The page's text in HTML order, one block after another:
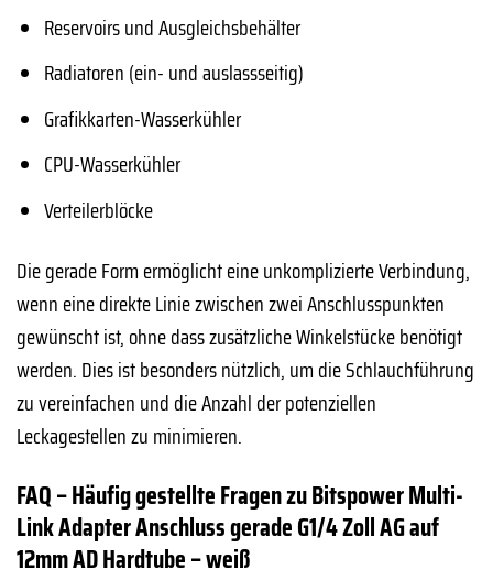
Reservoirs und Ausgleichsbehälter
Radiatoren (ein- und auslassseitig)
Grafikkarten-Wasserkühler
CPU-Wasserkühler
Verteilerblöcke
Die gerade Form ermöglicht eine unkomplizierte Verbindung,
wenn eine direkte Linie zwischen zwei Anschlusspunkten
gewünscht ist, ohne dass zusätzliche Winkelstücke benötigt
werden. Dies ist besonders nützlich, um die Schlauchführung
zu vereinfachen und die Anzahl der potenziellen
Leckagestellen zu minimieren.
FAQ – Häufig gestellte Fragen zu Bitspower Multi-
Link Adapter Anschluss gerade G1/4 Zoll AG auf
12mm AD Hardtube – weiß